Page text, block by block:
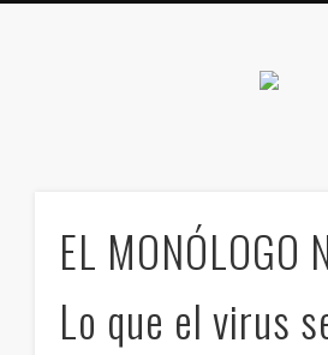
EL MONÓLOGO
Lo que el virus